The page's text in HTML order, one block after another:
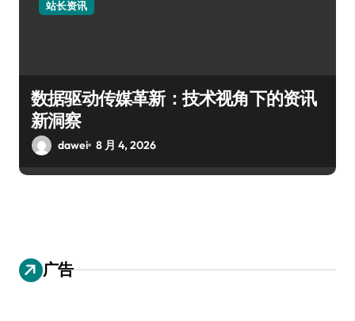
站长资讯
数据驱动传媒革新：技术视角下的资讯
新洞察
dawei 8 月 4, 2026
广告